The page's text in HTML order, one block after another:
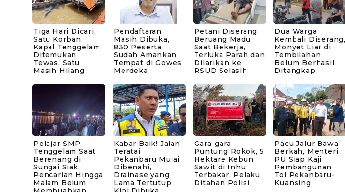
Tiga Hari Dicari,
Satu Korban
Kapal Tenggelam
Ditemukan
Tewas, Satu
Masih Hilang
Pendaftaran
Masih Dibuka,
830 Peserta
Sudah Amankan
Tempat di Gowes
Merdeka
Petani Diserang
Beruang Madu
Saat Bekerja,
Terluka Parah dan
Dilarikan ke
RSUD Selasih
Dua Warga
Kembali Diserang,
Monyet Liar di
Tembilahan
Belum Berhasil
Ditangkap
Pelajar SMP
Tenggelam Saat
Berenang di
Sungai Siak,
Pencarian Hingga
Malam Belum
Kabar Baik! Jalan
Teratai
Pekanbaru Mulai
Dibenahi,
Drainase yang
Lama Tertutup
Gara-gara
Puntung Rokok, 5
Hektare Kebun
Sawit di Inhu
Terbakar, Pelaku
Ditahan Polisi
Pacu Jalur Bawa
Berkah, Menteri
PU Siap Kaji
Pembangunan
Tol Pekanbaru-
Kuansing